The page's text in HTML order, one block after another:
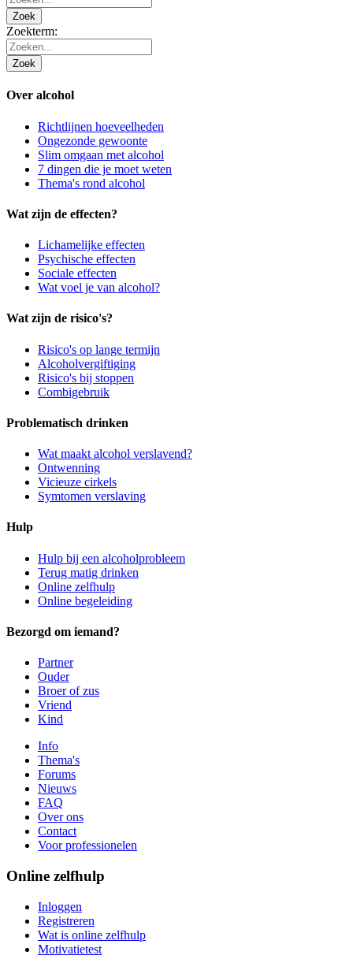
Zoek
Zoekterm:
Zoek
Over alcohol
Richtlijnen hoeveelheden
Ongezonde gewoonte
Slim omgaan met alcohol
7 dingen die je moet weten
Thema's rond alcohol
Wat zijn de effecten?
Lichamelijke effecten
Psychische effecten
Sociale effecten
Wat voel je van alcohol?
Wat zijn de risico's?
Risico's op lange termijn
Alcoholvergiftiging
Risico's bij stoppen
Combigebruik
Problematisch drinken
Wat maakt alcohol verslavend?
Ontwenning
Vicieuze cirkels
Symtomen verslaving
Hulp
Hulp bij een alcoholprobleem
Terug matig drinken
Online zelfhulp
Online begeleiding
Bezorgd om iemand?
Partner
Ouder
Broer of zus
Vriend
Kind
Info
Thema's
Forums
Nieuws
FAQ
Over ons
Contact
Voor professionelen
Online zelfhulp
Inloggen
Registreren
Wat is online zelfhulp
Motivatietest